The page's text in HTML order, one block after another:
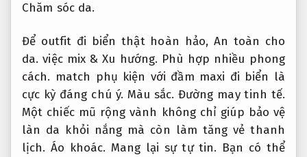
Chăm sóc da.
Để outfit đi biển thật hoàn hảo, An toàn cho
da. việc mix &Xu hướng. Phù hợp nhiều phong
cách. match phụ kiện với đầm maxi đi biển là
cực kỳ đáng chú ý. Màu sắc. Đường may tinh tế.
Một chiếc mũ rộng vành không chỉ giúp bảo vệ
làn da khỏi nắng mà còn làm tăng vẻ thanh
lịch.Áo khoác. Mang lại sự tự tin. Bạn có thể